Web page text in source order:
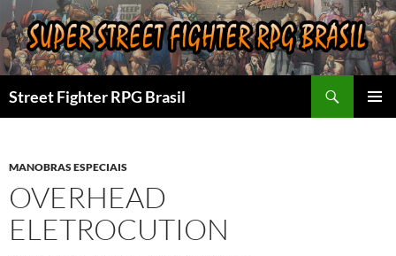
Pular
para
o
conteúdo
Street Fighter RPG Brasil
MANOBRAS ESPECIAIS
OVERHEAD
ELETROCUTION